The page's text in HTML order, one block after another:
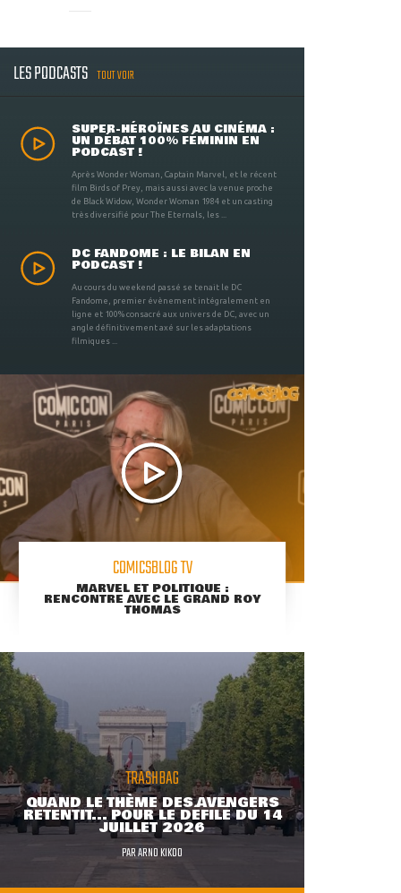
LES PODCASTS TOUT VOIR
SUPER-HÉROÏNES AU CINÉMA :
UN DÉBAT 100% FÉMININ EN
PODCAST !
Après Wonder Woman, Captain Marvel, et le récent
film Birds of Prey, mais aussi avec la venue proche
de Black Widow, Wonder Woman 1984 et un casting
très diversifié pour The Eternals, les ...
DC FANDOME : LE BILAN EN
PODCAST !
Au cours du weekend passé se tenait le DC
Fandome, premier évènement intégralement en
ligne et 100% consacré aux univers de DC, avec un
angle définitivement axé sur les adaptations
filmiques ...
COMICSBLOG TV
MARVEL ET POLITIQUE :
RENCONTRE AVEC LE GRAND ROY
THOMAS
TRASHBAG
QUAND LE THÈME DES AVENGERS
RETENTIT... POUR LE DÉFILÉ DU 14
JUILLET 2026
PARARNO KIKOO